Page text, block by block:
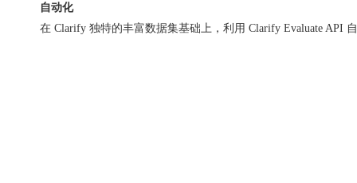
自动化
在 Clarify 独特的丰富数据集基础上，利用 Clarify Evaluate API